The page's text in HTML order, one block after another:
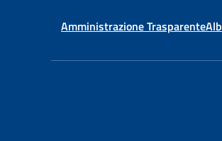
Amministrazione Trasparente